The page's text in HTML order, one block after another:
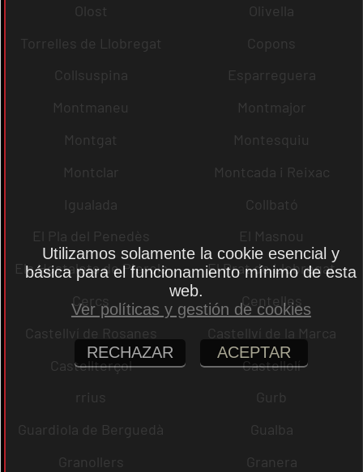
Olost
Olivella
Torrelles de Llobregat
Copons
Collsuspina
Esparreguera
Montmaneu
Montmajor
Montgat
Montesquiu
Montclar
Montcada i Reixac
Igualada
Collbató
El Pla del Penedès
El Masnou
Els Hostalets de Pierola
El Prat de Llobregat
Cercs
Centelles
Castellví de Rosanes
Castellví de la Marca
Castellterçol
Castellolí
rrius
Gurb
Guardiola de Berguedà
Gualba
Granollers
Granera
Utilizamos solamente la cookie esencial y
básica para el funcionamiento mínimo de esta
web.
Ver políticas y gestión de cookies
RECHAZAR ACEPTAR